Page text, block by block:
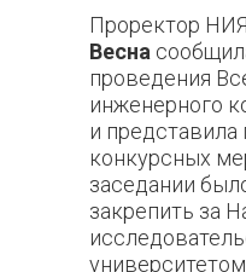
Проректор
Весна
проведения
инженерного
и
конкурсных
заседании
закрепить за